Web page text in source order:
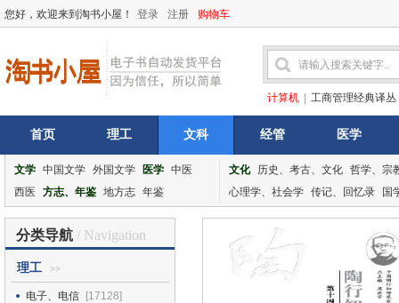
您好，欢迎来到淘书小屋！ 登录 注册 购物车
计算机 工商管理经典译丛
首页 理工 文科 经管 医学
文学 中国文学 外国文学 医学 中医
西医
方志、年鉴 地方志 年鉴
文化 历史、考古、文化 哲学、宗
心理学、社会学 传记、回忆录 国
分类导航 / Navigation
理工 >>
电子、电信 [17128]